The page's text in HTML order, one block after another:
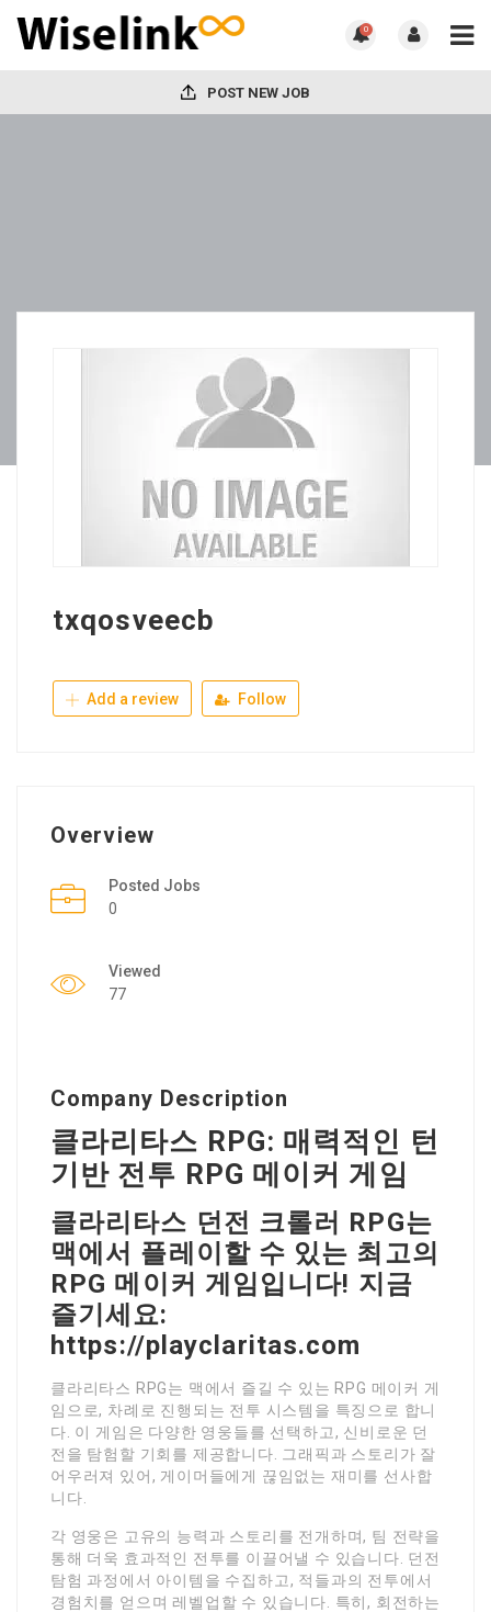
0
POST NEW JOB
txqosveecb
Add a review Follow
Overview
Posted Jobs
0
Viewed
77
Company Description
클라리타스 RPG: 매력적인 턴
기반 전투 RPG 메이커 게임
클라리타스 던전 크롤러 RPG는
맥에서 플레이할 수 있는 최고의
RPG 메이커 게임입니다! 지금
즐기세요:
https://playclaritas.com
클라리타스 RPG는 맥에서 즐길 수 있는 RPG 메이커 게
임으로, 차례로 진행되는 전투 시스템을 특징으로 합니
다. 이 게임은 다양한 영웅들를 선택하고, 신비로운 던
전을 탐험할 기회를 제공합니다. 그래픽과 스토리가 잘
어우러져 있어, 게이머들에게 끊임없는 재미를 선사합
니다.
각 영웅은 고유의 능력과 스토리를 전개하며, 팀 전략을
통해 더욱 효과적인 전투를 이끌어낼 수 있습니다. 던전
탐험 과정에서 아이템을 수집하고, 적들과의 전투에서
경험치를 얻으며 레벨업할 수 있습니다. 특히, 회전하는